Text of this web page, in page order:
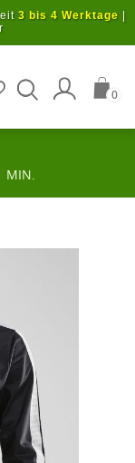
3 bis 4 Werktage
0
MIN.